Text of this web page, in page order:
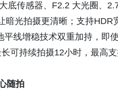
底传感器、F2.2 大光圈、
暗光拍摄更清晰；支持
平线增稳技术双重加持，即
可持续拍摄12小时，最高
随拍